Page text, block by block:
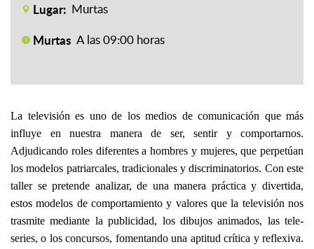
Lugar: Murtas
Murtas A las 09:00 horas
La televisión es uno de los medios de comunicación que más
influye en nuestra manera de ser, sentir y comportarnos.
Adjudicando roles diferentes a hombres y mujeres, que perpetúan
los modelos patriarcales, tradicionales y discriminatorios. Con este
taller se pretende analizar, de una manera práctica y divertida,
estos modelos de comportamiento y valores que la televisión nos
trasmite mediante la publicidad, los dibujos animados, las tele-
series, o los concursos, fomentando una aptitud crítica y reflexiva.